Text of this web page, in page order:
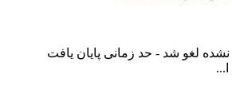
لغو شد - حد زمانی پایان یافت